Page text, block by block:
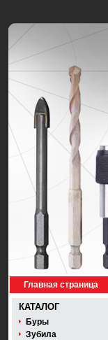
Главная страница
КАТАЛОГ
Буры
Зубила